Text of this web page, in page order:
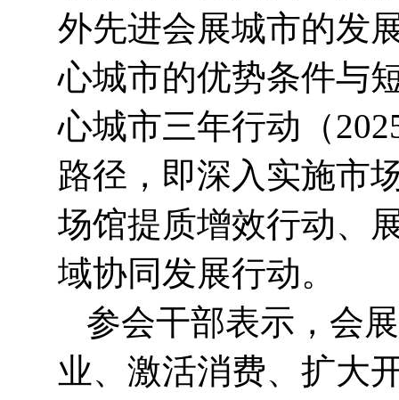
外先进会展城市的发
心城市的优势条件与
心城市三年行动（
路径，即深入实施市
场馆提质增效行动、
域协同发展行动。
参会干部表示，会
业、激活消费、扩大